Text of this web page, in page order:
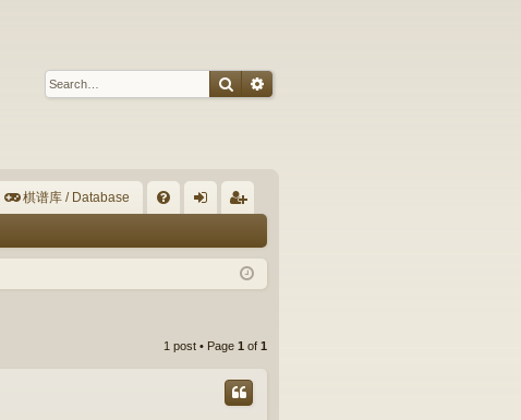
Search
棋谱库 / Database
Q in ist
1 post • Page 1 of 1